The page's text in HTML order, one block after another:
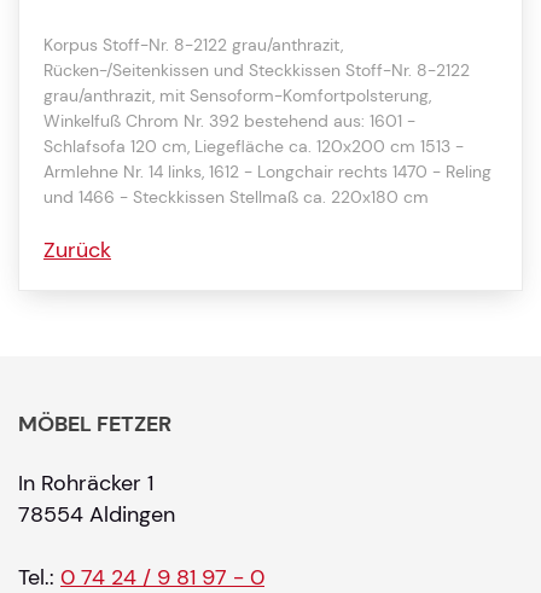
Korpus Stoff-Nr. 8-2122 grau/anthrazit,
Rücken-/Seitenkissen und Steckkissen Stoff-Nr. 8-2122
grau/anthrazit, mit Sensoform-Komfortpolsterung,
Winkelfuß Chrom Nr. 392 bestehend aus: 1601 -
Schlafsofa 120 cm, Liegefläche ca. 120x200 cm 1513 -
Armlehne Nr. 14 links, 1612 - Longchair rechts 1470 - Reling
und 1466 - Steckkissen Stellmaß ca. 220x180 cm
Zurück
MÖBEL FETZER
In Rohräcker 1
78554 Aldingen
Tel.: 0 74 24 / 9 81 97 - 0